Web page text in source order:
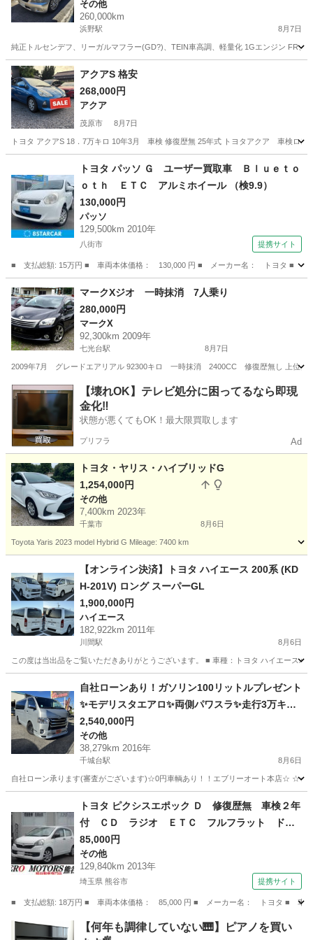
その他
260,000km
浜野駅 8月7日
純正トルセンデフ、リーガルマフラー(GD?)、TEIN車高調、軽量化 1Gエンジン FR
千葉 千葉市 浜野駅 その他
アクアS 格安
268,000円
アクア
茂原市 8月7日
トヨタ アクアS 18．7万キロ 10年3月 車検 修復歴無 25年式 トヨタアクア 車検ロ
アクア
トヨタ パッソ Ｇ ユーザー買取車 Ｂｌｕｅｔｏ
ｏｔｈ ＥＴＣ アルミホイール （検9.9）
130,000円
パッソ
129,500km 2010年
八街市 提携サイト
■ 支払総額: 15万円 ■ 車両本体価格： 130,000 円 ■ メーカー名： トヨタ ■
千葉 八街市 パッソ
マークXジオ 一時抹消 7人乗り
280,000円
マークX
92,300km 2009年
七光台駅 8月7日
2009年7月 グレードエアリアル 92300キロ 一時抹消 2400CC 修復歴無し 上位グレ
千葉 野田市 七光台駅 マークX
【壊れOK】テレビ処分に困ってるなら即現
金化‼️
状態が悪くてもOK！最大限買取します
プリフラ Ad
トヨタ・ヤリス・ハイブリッドG
1,254,000円
その他
7,400km 2023年
千葉市 8月6日
Toyota Yaris 2023 model Hybrid G Mileage: 7400 km
その他
【オンライン決済】トヨタ ハイエース 200系 (KD
H-201V) ロング スーパーGL
1,900,000円
ハイエース
182,922km 2011年
川間駅 8月6日
この度は当出品をご覧いただきありがとうございます。 ■ 車種：トヨタ ハイエース
川間駅 ハイエース
自社ローンあり！ガソリン100リットルプレゼント
✨モデリスタエアロ✨両側パワスラ✨走行3万キロ
台！✨トヨタ☆レジアスエースバン☆ロングスー
パーGL☆2000cc☆5人乗り☆
2,540,000円
その他
38,279km 2016年
千城台駅 8月6日
自社ローン承ります(審査がございます)☆0円車輌あり！！エブリーオート本店☆ ☆☆
千城台駅 自社
トヨタ ピクシスエポック Ｄ 修復歴無 車検２年
付 ＣＤ ラジオ ＥＴＣ フルフラット ドア
バイザー ライトレベライザー アルミホイー
ル ＡＢＳ タイミングチェーン式 フロアマッ
ト エアバッグ （なし）
85,000円
その他
129,840km 2013年
埼玉県 熊谷市 提携サイト
■ 支払総額: 18万円 ■ 車両本体価格： 85,000 円 ■ メーカー名： トヨタ ■
埼玉 熊谷市 その他
【何年も調律していない🎹】ピアノを買い